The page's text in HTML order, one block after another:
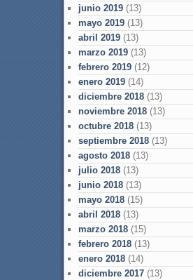
junio 2019(13)
mayo 2019(13)
abril 2019(13)
marzo 2019(13)
febrero 2019(12)
enero 2019(14)
diciembre 2018(13)
noviembre 2018(13)
octubre 2018(13)
septiembre 2018(13)
agosto 2018(13)
julio 2018(13)
junio 2018(13)
mayo 2018(15)
abril 2018(13)
marzo 2018(15)
febrero 2018(13)
enero 2018(14)
diciembre 2017(13)